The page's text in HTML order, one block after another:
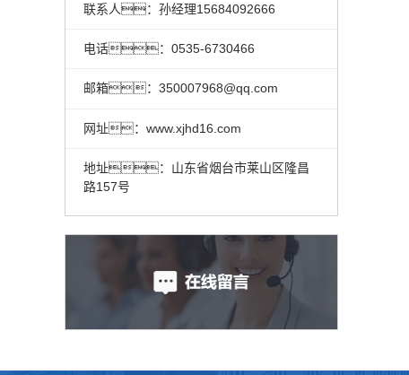
联系人：孙经理15684092666
电话：0535-6730466
邮箱：350007968@qq.com
网址：www.xjhd16.com
地址：山东省烟台市莱山区隆昌
路157号